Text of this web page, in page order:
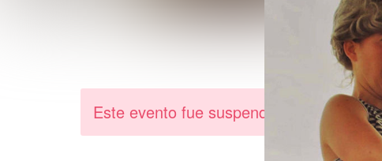
Este evento fue suspendido debido a la